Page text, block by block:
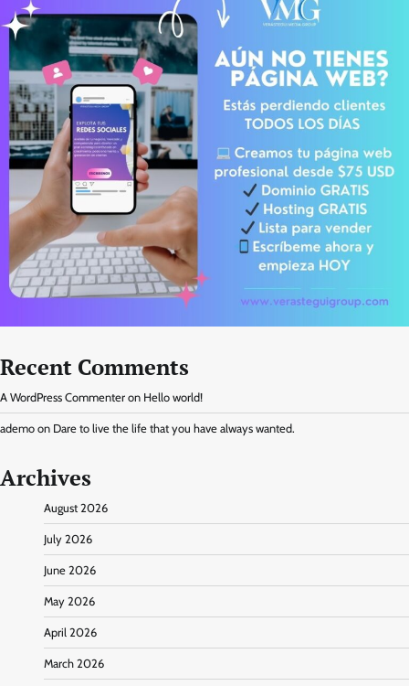
Recent Comments
A WordPress Commenter on Hello world!
ademo on Dare to live the life that you have always wanted.
Archives
August 2026
July 2026
June 2026
May 2026
April 2026
March 2026